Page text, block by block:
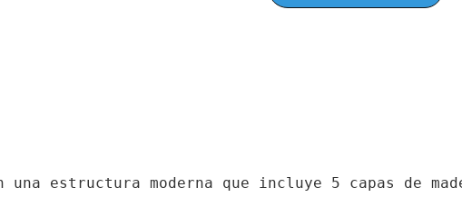
una estructura moderna que incluye 5 capas de